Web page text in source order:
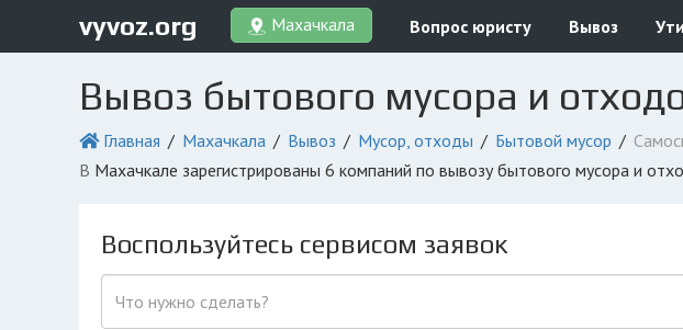
vyvoz.org Махачкала Вопрос юристу Вывоз
Вывоз бытового мусора и
Главная Махачкала Вывоз Мусор, отходы Бытовой мусор
в Махачкале зарегистрированы 6 компаний по вывозу бытового мусора и
Воспользуйтесь сервисом заявок